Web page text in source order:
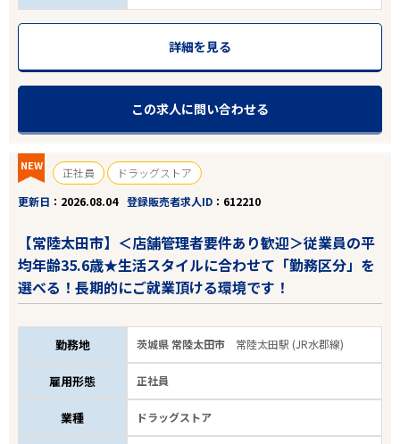
詳細を見る
この求人に問い合わせる
NEW 正社員
ドラッグストア
更新日
2026.08.04 登録販売者求人ID 612210
【常陸太田市】＜店舗管理者要件あり歓迎＞従業員の平
均年齢35.6歳★生活スタイルに合わせて「勤務区分」を
選べる！長期的にご就業頂ける環境です！
勤務地 茨城県 常陸太田市 常陸太田駅 (JR水郡線)
雇用形態 正社員
業種 ドラッグストア